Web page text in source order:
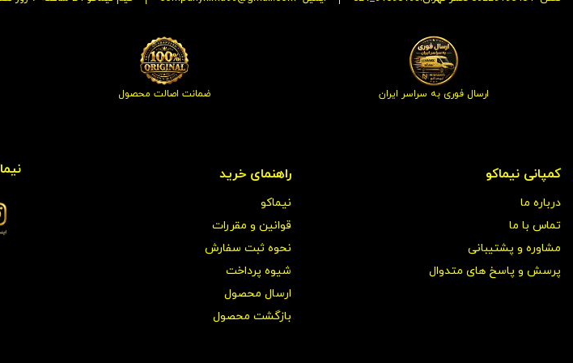
ارسال فوری به سراسر ایران ضمانت اصالت محصول
کمپانی نیماکو
درباره ما
تماس با ما
مشاوره و پشتیبانی
پرسش و پاسخ های متدوال
راهنمای خرید
نیماکو
قوانین و مقررات
نحوه ثبت سفارش
شیوه پرداخت
ارسال محصول
بازگشت محصول